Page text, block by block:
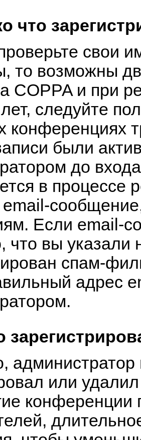
что
свои
то возможны
COPPA и при
следуйте
конференциях
были
до
в процессе
email-
Если email-
что вы
спам-
адрес
администратор
или
конференции